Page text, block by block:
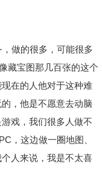
做的很多，可能很多
藏宝图那几百张的这个
在的人他对于这种难
，他是不愿意去动脑
戏，我们很多人做不
，这边做一圈地图、
人来说，我是不太喜